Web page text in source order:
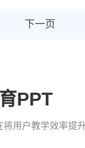
下一页
PPT
将用户教学效率提